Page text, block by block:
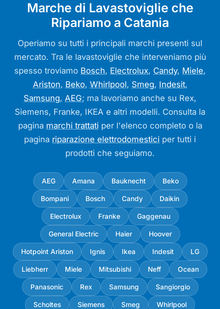
Marche di Lavastoviglie che
Ripariamo a Catania
Operiamo su tutti i principali marchi presenti sul
mercato. Tra le lavastoviglie che interveniamo più
spesso troviamo Bosch, Electrolux, Candy, Miele,
Ariston, Beko, Whirlpool, Smeg, Indesit,
Samsung, AEG; ma lavoriamo anche su Rex,
Siemens, Franke, IKEA e altri modelli. Consulta la
pagina marchi trattati per l'elenco completo o la
pagina riparazione elettrodomestici per tutti i
prodotti che seguiamo.
AEG Amana Bauknecht Beko
Bompani Bosch Candy Daikin
Electrolux Franke Gaggenau
General Electric Haier Hoover
Hotpoint Ariston Ignis Ikea Indesit LG
Liebherr Miele Mitsubishi Neff Ocean
Panasonic Rex Samsung Sangiorgio
Scholtes Siemens Smeg Whirlpool